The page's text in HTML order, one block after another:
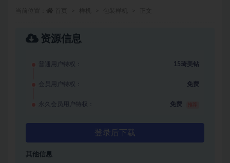
资源信息
普通用户特权： 15琦美钻
会员用户特权： 免费
永久会员用户特权： 免费
登录后下载
其他信息